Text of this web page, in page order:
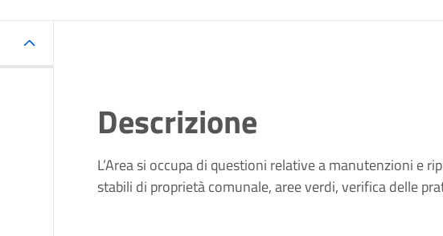
Descrizione
L’Area si occupa di questioni relative a manutenzioni e
stabili di proprietà comunale, aree verdi, verifica delle